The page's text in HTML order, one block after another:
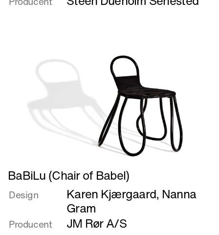
Læs
mere
om
of
BaBiLu (Chair of Babel)
Design Karen Kjærgaard, Nanna
Gram
Producent JM Rør A/S